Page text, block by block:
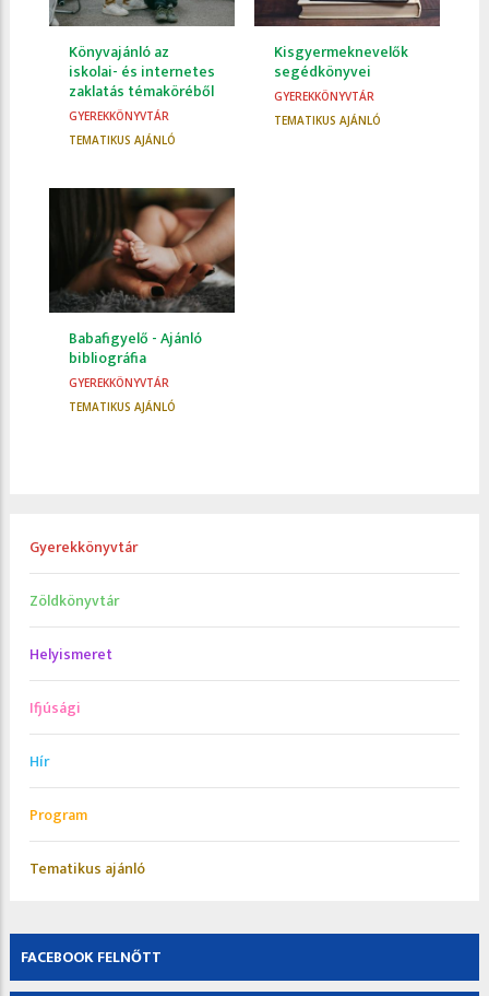
Könyvajánló az
iskolai- és internetes
zaklatás témaköréből
GYEREKKÖNYVTÁR
TEMATIKUS AJÁNLÓ
Kisgyermeknevelők
segédkönyvei
GYEREKKÖNYVTÁR
TEMATIKUS AJÁNLÓ
Babafigyelő - Ajánló
bibliográfia
GYEREKKÖNYVTÁR
TEMATIKUS AJÁNLÓ
Gyerekkönyvtár
Zöldkönyvtár
Helyismeret
Ifjúsági
Hír
Program
Tematikus ajánló
FACEBOOK FELNŐTT